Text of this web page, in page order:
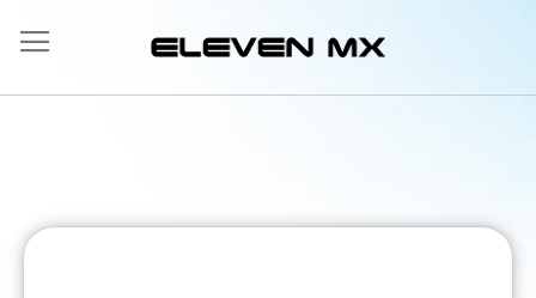
al
contenuto